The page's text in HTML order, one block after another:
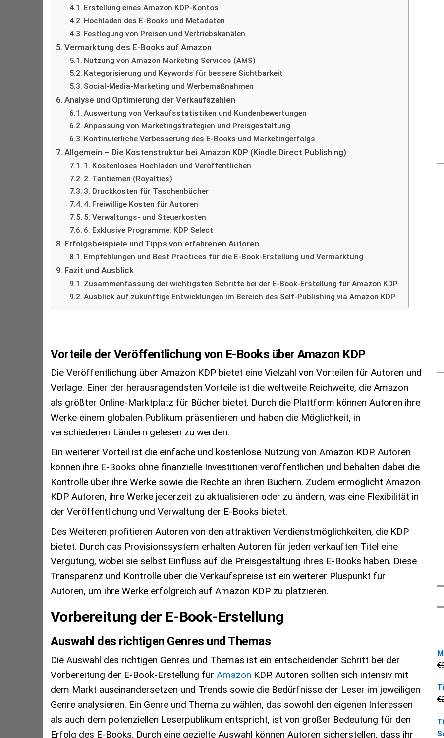
Erstellung eines Amazon KDP-Kontos
Hochladen des E-Books und Metadaten
Festlegung von Preisen und Vertriebskanälen
Vermarktung des E-Books auf Amazon
Nutzung von Amazon Marketing Services (AMS)
Kategorisierung und Keywords für bessere Sichtbarkeit
Social-Media-Marketing und Werbemaßnahmen
Analyse und Optimierung der Verkaufszahlen
Auswertung von Verkaufsstatistiken und Kundenbewertungen
Anpassung von Marketingstrategien und Preisgestaltung
Kontinuierliche Verbesserung des E-Books und Marketingerfolgs
Allgemein – Die Kostenstruktur bei Amazon KDP (Kindle Direct Publishing)
1. Kostenloses Hochladen und Veröffentlichen
2. Tantiemen (Royalties)
3. Druckkosten für Taschenbücher
4. Freiwillige Kosten für Autoren
5. Verwaltungs- und Steuerkosten
6. Exklusive Programme: KDP Select
Erfolgsbeispiele und Tipps von erfahrenen Autoren
Empfehlungen und Best Practices für die E-Book-Erstellung und Vermarktung
Fazit und Ausblick
Zusammenfassung der wichtigsten Schritte bei der E-Book-Erstellung für Amazon KDP
Ausblick auf zukünftige Entwicklungen im Bereich des Self-Publishing via Amazon KDP.
Vorteile der Veröffentlichung von E-Books über Amazon KDP
Die Veröffentlichung über Amazon KDP bietet eine Vielzahl von Vorteilen für Autoren und
Verlage. Einer der herausragendsten Vorteile ist die weltweite Reichweite, die Amazon
als größter Online-Marktplatz für Bücher bietet. Durch die Plattform können Autoren ihre
Werke einem globalen Publikum präsentieren und haben die Möglichkeit, in
verschiedenen Ländern gelesen zu werden.
Ein weiterer Vorteil ist die einfache und kostenlose Nutzung von Amazon KDP. Autoren
können ihre E-Books ohne finanzielle Investitionen veröffentlichen und behalten dabei die
Kontrolle über ihre Werke sowie die Rechte an ihren Büchern. Zudem ermöglicht Amazon
KDP Autoren, ihre Werke jederzeit zu aktualisieren oder zu ändern, was eine Flexibilität in
der Veröffentlichung und Verwaltung der E-Books bietet.
Des Weiteren profitieren Autoren von den attraktiven Verdienstmöglichkeiten, die KDP
bietet. Durch das Provisionssystem erhalten Autoren für jeden verkauften Titel eine
Vergütung, wobei sie selbst Einfluss auf die Preisgestaltung ihres E-Books haben. Diese
Transparenz und Kontrolle über die Verkaufspreise ist ein weiterer Pluspunkt für
Autoren, um ihre Werke erfolgreich auf Amazon KDP zu platzieren.
Vorbereitung der E-Book-Erstellung
Auswahl des richtigen Genres und Themas
Die Auswahl des richtigen Genres und Themas ist ein entscheidender Schritt bei der
Vorbereitung der E-Book-Erstellung für Amazon KDP. Autoren sollten sich intensiv mit
dem Markt auseinandersetzen und Trends sowie die Bedürfnisse der Leser im jeweiligen
Genre analysieren. Ein Genre und Thema zu wählen, das sowohl den eigenen Interessen
als auch dem potenziellen Leserpublikum entspricht, ist von großer Bedeutung für den
Erfolg des E-Books. Durch eine gezielte Auswahl können Autoren sicherstellen, dass ihr
€
€